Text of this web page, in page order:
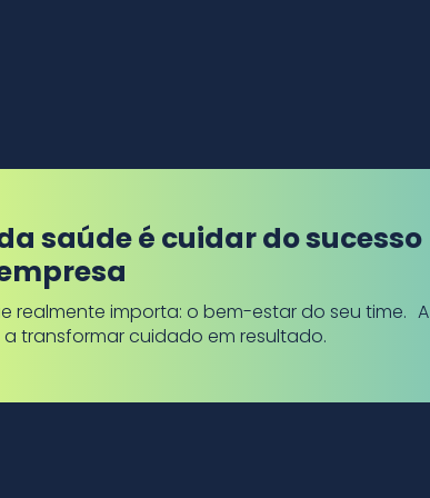
saúde é cuidar do sucesso
realmente importa: o bem-estar do seu time. A
a transformar cuidado em resultado.